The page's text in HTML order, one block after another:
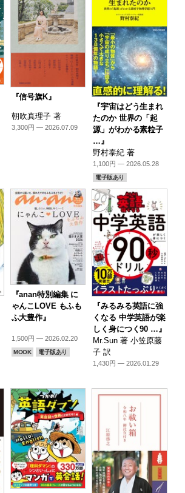
『信号旗K』
朝吹真理子 著
3,300円 — 2026.07.09
『宇宙はどう生まれ
たのか 世界の「起
源」がわかる素粒子
…』
野村泰紀 著
1,100円 — 2026.05.28
電子版あり
『anan特別編集 に
ゃんこLOVE もふも
ふ大豊作』
1,500円 — 2026.02.20
MOOK 電子版あり
『みるみる英語に強
くなる 中学英語が楽
しく身につく90 …』
Mr.Sun 著 小笠原藤
子 訳
1,430円 — 2026.01.29